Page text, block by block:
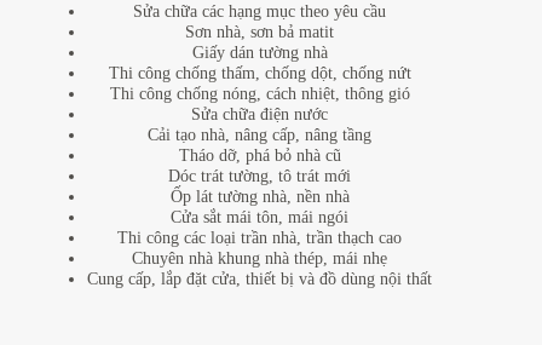
Sửa chữa các hạng mục theo yêu cầu
Sơn nhà, sơn bả matit
Giấy dán tường nhà
Thi công chống thấm, chống dột, chống nứt
Thi công chống nóng, cách nhiệt, thông gió
Sửa chữa điện nước
Cải tạo nhà, nâng cấp, nâng tầng
Tháo dỡ, phá bỏ nhà cũ
Dóc trát tường, tô trát mới
Ốp lát tường nhà, nền nhà
Cửa sắt mái tôn, mái ngói
Thi công các loại trần nhà, trần thạch cao
Chuyên nhà khung nhà thép, mái nhẹ
Cung cấp, lắp đặt cửa, thiết bị và đồ dùng nội thất